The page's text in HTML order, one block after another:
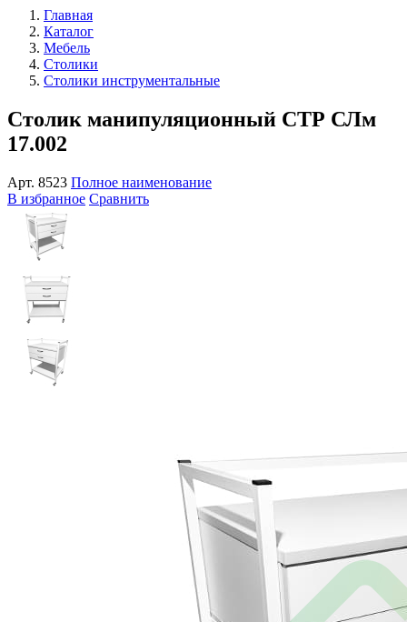
Главная
Каталог
Мебель
Столики
Столики инструментальные
Столик манипуляционный СТР СЛм
17.002
Арт. 8523 Полное наименование
В избранное Сравнить